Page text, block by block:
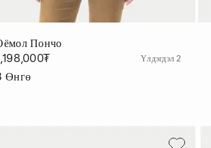
Пончо
Үлдэгдэл 2
Өнгө